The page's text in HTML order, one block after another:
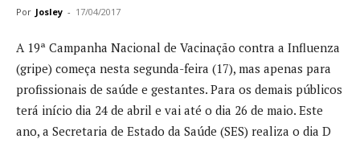
Por Josley - 17/04/2017
A 19ª Campanha Nacional de Vacinação contra a Influenza
(gripe) começa nesta segunda-feira (17), mas apenas para
profissionais de saúde e gestantes. Para os demais públicos
terá início dia 24 de abril e vai até o dia 26 de maio. Este
ano, a Secretaria de Estado da Saúde (SES) realiza o dia D